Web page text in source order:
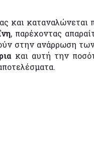
και
, παρέχοντας
στην ανάρρωση
και αυτή την